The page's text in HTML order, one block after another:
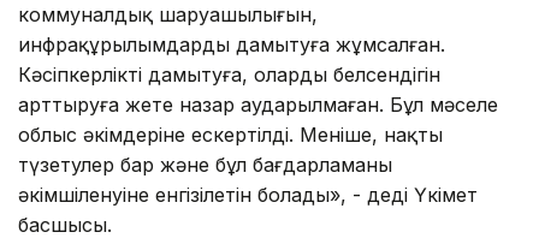
коммуналдық шаруашылығын,
инфрақұрылымдарды дамытуға жұмсалған.
Кәсіпкерлікті дамытуға, олардың белсендігін
арттыруға жете назар аударылмаған. Бұл мәселе
облыс әкімдеріне ескертілді. Меніңше, нақты
түзетулер бар және бұл бағдарламаның
әкімшіленуіне енгізілетін болады», - деді Үкімет
басшысы.